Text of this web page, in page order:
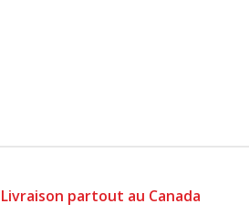
Livraison partout au Canada